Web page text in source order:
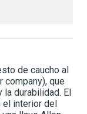
de caucho al
company), que
durabilidad. El
interior del